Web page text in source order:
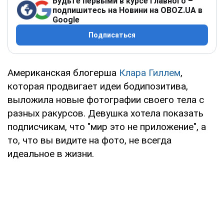
подпишитесь на Новини на OBOZ.UA в
Google
Подписаться
Американская блогерша Клара Гиллем,
которая продвигает идеи бодипозитива,
выложила новые фотографии своего тела с
разных ракурсов. Девушка хотела показать
подписчикам, что "мир это не приложение", а
то, что вы видите на фото, не всегда
идеальное в жизни.